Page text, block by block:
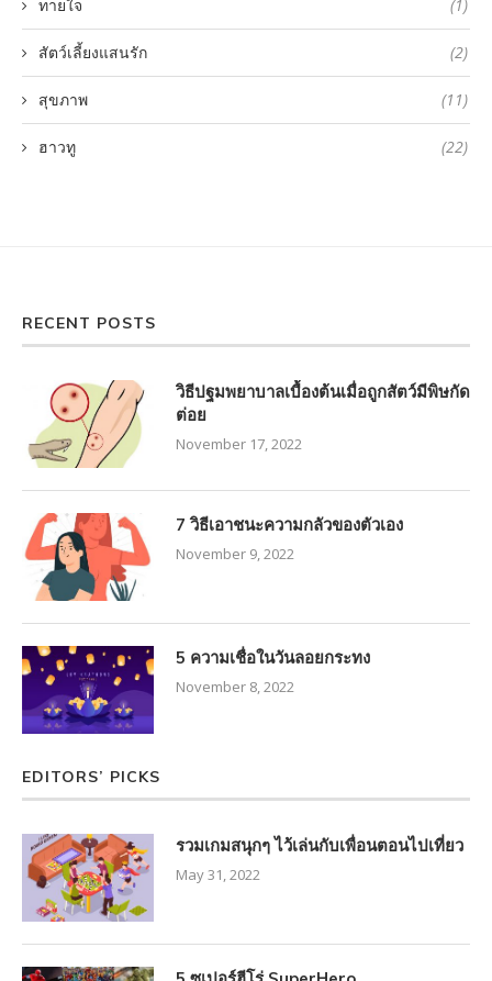
ทายใจ (1)
สัตว์เลี้ยงแสนรัก (2)
สุขภาพ (11)
ฮาวทู (22)
RECENT POSTS
วิธีปฐมพยาบาลเบื้องต้นเมื่อถูกสัตว์มีพิษกัด
ต่อย
November 17, 2022
7 วิธีเอาชนะความกลัวของตัวเอง
November 9, 2022
5 ความเชื่อในวันลอยกระทง
November 8, 2022
EDITORS’ PICKS
รวมเกมสนุกๆ ไว้เล่นกับเพื่อนตอนไปเที่ยว
May 31, 2022